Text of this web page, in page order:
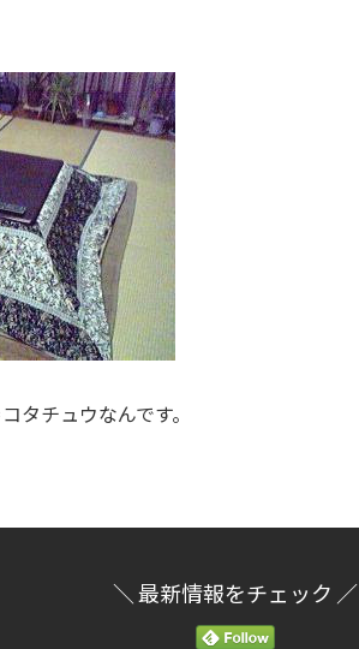
タチュウなんです。
＼ 最新情報をチェック ／